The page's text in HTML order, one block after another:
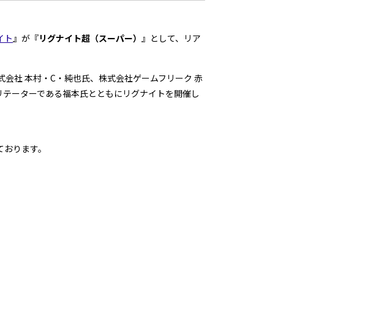
ト』が『リグナイト超（スーパー） 』として、リア
社 本村・C・純也氏、株式会社ゲームフリーク 赤
ーターである福本氏とともにリグナイトを開催し
ります。